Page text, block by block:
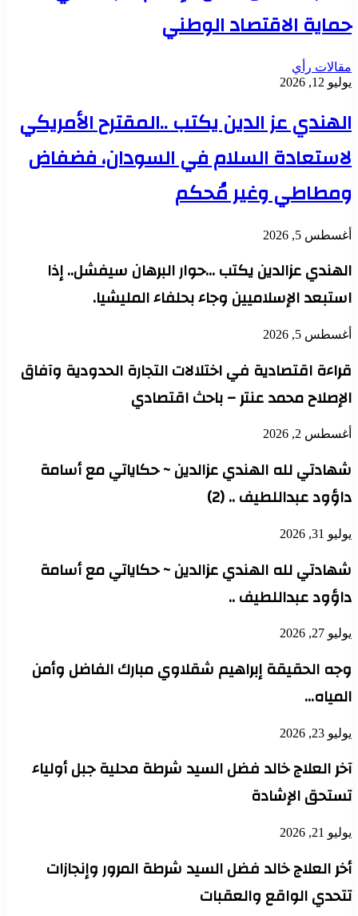
حماية الاقتصاد الوطني
مقالات رأي
يوليو 12, 2026
الهندي عز الدين يكتب ..المقترح الأمريكي
لاستعادة السلام في السودان، فضفاض
ومطاطي وغير مُحكم
أغسطس 5, 2026
الهندي عزالدين يكتب …حوار البرهان سيفشل.. إذا
استبعد الإسلاميين وجاء بحلفاء المليشيا.
أغسطس 5, 2026
قراءة اقتصادية في اختلالات التجارة الحدودية وآفاق
الإصلاح محمد عنتر – باحث اقتصادي
أغسطس 2, 2026
شهادتي لله الهندي عزالدين ~ حكاياتي مع أسامة
داؤود عبداللطيف .. (2)
يوليو 31, 2026
شهادتي لله الهندي عزالدين ~ حكاياتي مع أسامة
داؤود عبداللطيف ..
يوليو 27, 2026
وجه الحقيقة إبراهيم شقلاوي مبارك الفاضل وأمن
المياه…
يوليو 23, 2026
آخر العلاج خالد فضل السيد شرطة محلية جبل أولياء
تستحق الإشادة
يوليو 21, 2026
أخر العلاج خالد فضل السيد شرطة المرور وإنجازات
تتحدي الواقع والعقبات